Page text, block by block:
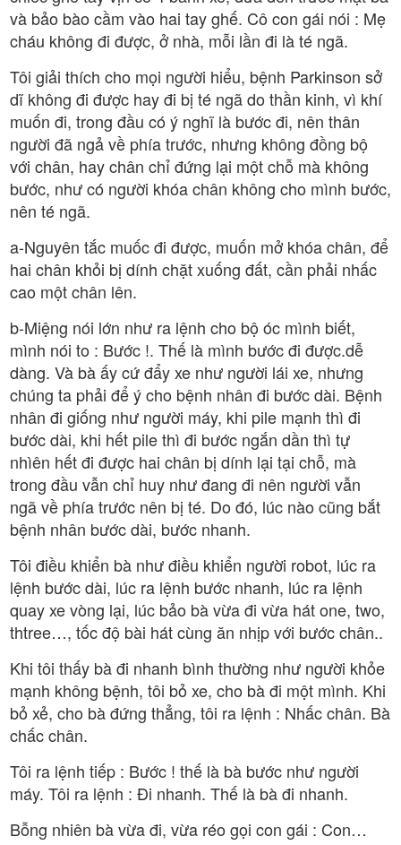
và bảo bào cầm vào hai tay ghế. Cô con gái nói : Mẹ
cháu không đi được, ở nhà, mỗi lần đi là té ngã.
Tôi giải thích cho mọi người hiểu, bệnh Parkinson sở
dĩ không đi được hay đi bị té ngã do thần kinh, vì khí
muốn đi, trong đầu có ý nghĩ là bước đi, nên thân
người đã ngả về phía trước, nhưng không đồng bộ
với chân, hay chân chỉ đứng lại một chỗ mà không
bước, như có người khóa chân không cho mình bước,
nên té ngã.
a-Nguyên tắc muốc đi được, muốn mở khóa chân, để
hai chân khỏi bị dính chặt xuống đất, cần phải nhấc
cao một chân lên.
b-Miệng nói lớn như ra lệnh cho bộ óc mình biết,
mình nói to : Bước !. Thế là mình bước đi được.dễ
dàng. Và bà ấy cứ đẩy xe như người lái xe, nhưng
chúng ta phải để ý cho bệnh nhân đi bước dài. Bệnh
nhân đi giống như người máy, khi pile mạnh thì đi
bước dài, khi hết pile thì đi bước ngắn dần thì tự
nhìên hết đi được hai chân bị dính lại tại chỗ, mà
trong đầu vẫn chỉ huy như đang đi nên người vẫn
ngã về phía trước nên bị té. Do đó, lúc nào cũng bắt
bệnh nhân bước dài, bước nhanh.
Tôi điều khiển bà như điều khiển người robot, lúc ra
lệnh bước dài, lúc ra lệnh bước nhanh, lúc ra lệnh
quay xe vòng lại, lúc bảo bà vừa đi vừa hát one, two,
thtree…, tốc độ bài hát cùng ăn nhịp với bước chân..
Khi tôi thấy bà đi nhanh bình thường như người khỏe
mạnh không bệnh, tôi bỏ xe, cho bà đi một mình. Khi
bỏ xẻ, cho bà đứng thẳng, tôi ra lệnh : Nhấc chân. Bà
chấc chân.
Tôi ra lệnh tiếp : Bước ! thế là bà bước như người
máy. Tôi ra lệnh : Đi nhanh. Thế là bà đi nhanh.
Bỗng nhiên bà vừa đi, vừa réo gọi con gái : Con…